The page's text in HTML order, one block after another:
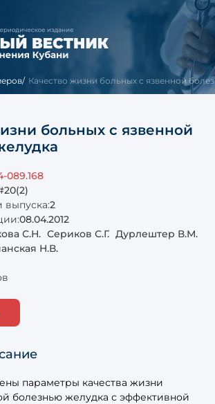
Качество жизни больных с язвенной
больных с язвенной
089.168
2
08.04.2012
С.Н. Сериков С.Г. Дурлештер В.М.
Н.В.
параметры качества жизни
болезнью желудка с эффективной